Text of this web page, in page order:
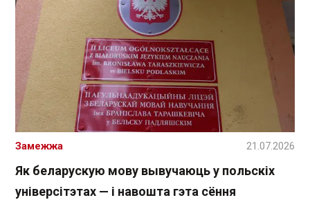
Як беларускую мову вывучаюць у польскіх
універсітэтах — і навошта гэта сёння
Замежжа 21.07.2026